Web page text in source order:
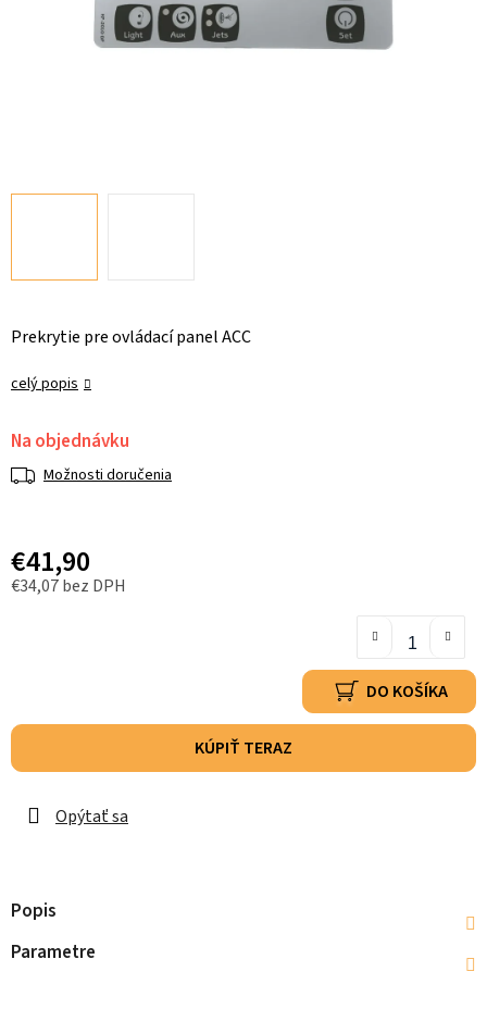
Prekrytie pre ovládací panel ACC
celý popis
Na objednávku
Možnosti doručenia
€41,90
€34,07 bez DPH
DO KOŠÍKA
KÚPIŤ TERAZ
Opýtať sa
Popis
Parametre